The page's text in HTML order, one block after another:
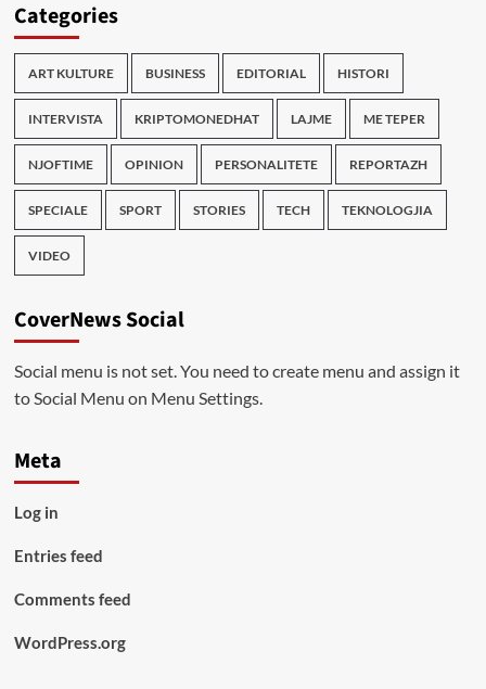
Categories
ART KULTURE BUSINESS EDITORIAL HISTORI
INTERVISTA KRIPTOMONEDHAT LAJME ME TEPER
NJOFTIME OPINION PERSONALITETE REPORTAZH
SPECIALE SPORT STORIES TECH TEKNOLOGJIA
VIDEO
CoverNews Social
Social menu is not set. You need to create menu and assign it
to Social Menu on Menu Settings.
Meta
Log in
Entries feed
Comments feed
WordPress.org